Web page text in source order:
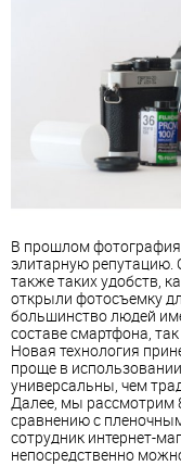
В прошлом
элитарную репутацию.
также таких удобств,
открыли фотосъемку
большинство людей
составе смартфона,
Новая технология
проще в
универсальны, чем
Далее, мы рассмотрим
сравнению с
сотрудник интернет-
непосредственно